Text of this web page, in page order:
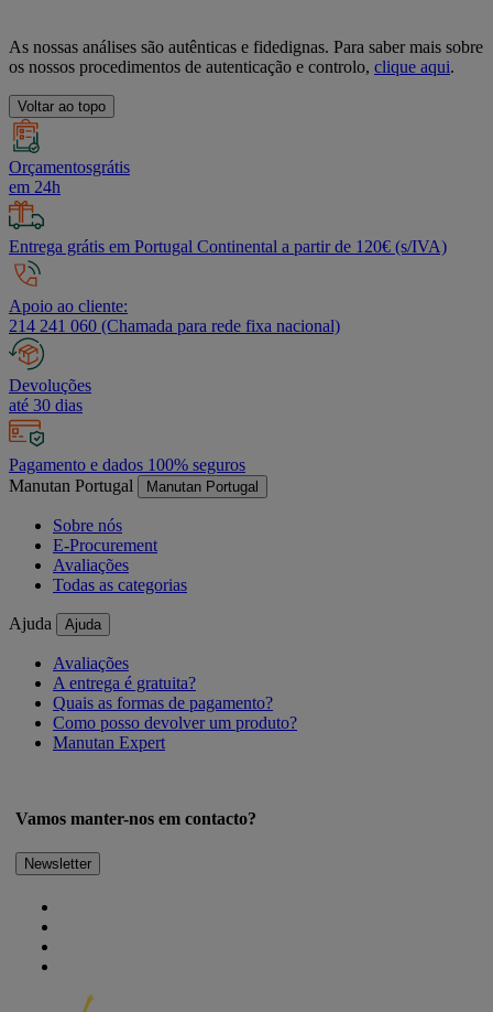
As nossas análises são autênticas e fidedignas. Para saber mais sobre
os nossos procedimentos de autenticação e controlo, clique aqui.
Voltar ao topo
Orçamentosgrátis
em 24h
Entrega grátis em Portugal Continental a partir de 120€ (s/IVA)
Apoio ao cliente:
214 241 060 (Chamada para rede fixa nacional)
Devoluções
até 30 dias
Pagamento e dados 100% seguros
Manutan Portugal
Manutan Portugal
Sobre nós
E-Procurement
Avaliações
Todas as categorias
Ajuda Ajuda
Avaliações
A entrega é gratuita?
Quais as formas de pagamento?
Como posso devolver um produto?
Manutan Expert
Vamos manter-nos em contacto?
Newsletter